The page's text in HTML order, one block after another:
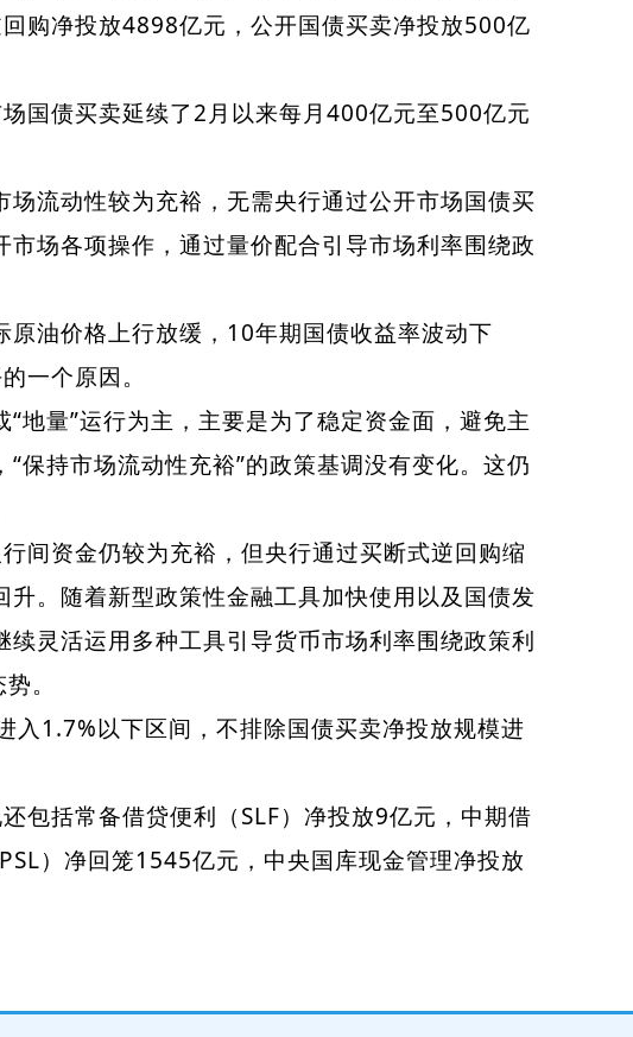
购净投放4898亿元，公开国债买卖净投放500亿
债买卖延续了2月以来每月400亿元至500亿元
流动性较为充裕，无需央行通过公开市场国债买
场各项操作，通过量价配合引导市场利率围绕政
油价格上行放缓，10年期国债收益率波动下
一个原因。
量”运行为主，主要是为了稳定资金面，避免主
保持市场流动性充裕”的政策基调没有变化。这仍
资金仍较为充裕，但央行通过买断式逆回购缩
。随着新型政策性金融工具加快使用以及国债发
灵活运用多种工具引导货币市场利率围绕政策利
。
1.7%以下区间，不排除国债买卖净投放规模进
括常备借贷便利（SLF）净投放9亿元，中期借
）净回笼1545亿元，中央国库现金管理净投放